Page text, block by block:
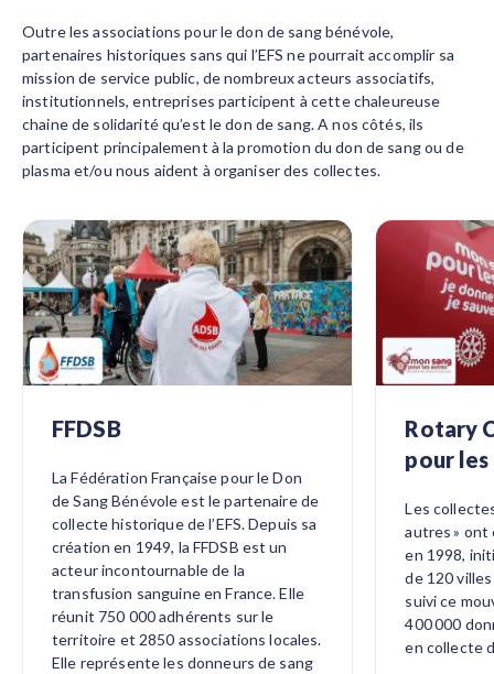
Outre les associations pour le don de sang bénévole,
partenaires historiques sans qui l’EFS ne pourrait accomplir sa
mission de service public, de nombreux acteurs associatifs,
institutionnels, entreprises participent à cette chaleureuse
chaine de solidarité qu’est le don de sang. A nos côtés, ils
participent principalement à la promotion du don de sang ou de
plasma et/ou nous aident à organiser des collectes.
FFDSB
La Fédération Française pour le Don
de Sang Bénévole est le partenaire de
collecte historique de l’EFS. Depuis sa
création en 1949, la FFDSB est un
acteur incontournable de la
transfusion sanguine en France. Elle
réunit 750 000 adhérents sur le
territoire et 2850 associations locales.
Elle représente les donneurs de sang
Rotary
pour
Les
autres » ont
en 1998,
de 120
suivi ce
400 000
en collecte